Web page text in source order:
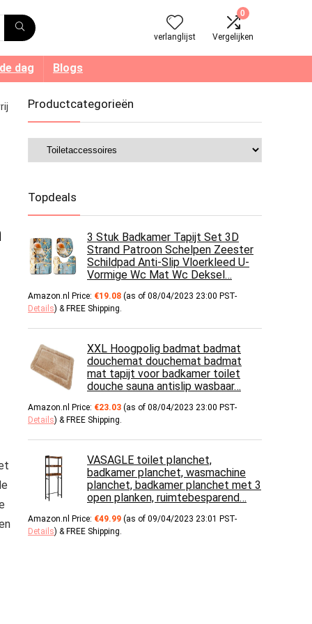
verlanglijst
0
Vergelijken
dag Blogs
Productcategorieën
Topdeals
3 Stuk Badkamer Tapijt Set 3D
Strand Patroon Schelpen Zeester
Schildpad Anti-Slip Vloerkleed U-
Vormige Wc Mat Wc Deksel…
Amazon.nl Price: €19.08 (as of 08/04/2023 23:00 PST-
Details) & FREE Shipping.
XXL Hoogpolig badmat badmat
douchemat douchemat badmat
mat tapijt voor badkamer toilet
douche sauna antislip wasbaar…
Amazon.nl Price: €23.03 (as of 08/04/2023 23:00 PST-
Details) & FREE Shipping.
VASAGLE toilet planchet,
badkamer planchet, wasmachine
planchet, badkamer planchet met 3
open planken, ruimtebesparend…
Amazon.nl Price: €49.99 (as of 09/04/2023 23:01 PST-
Details) & FREE Shipping.